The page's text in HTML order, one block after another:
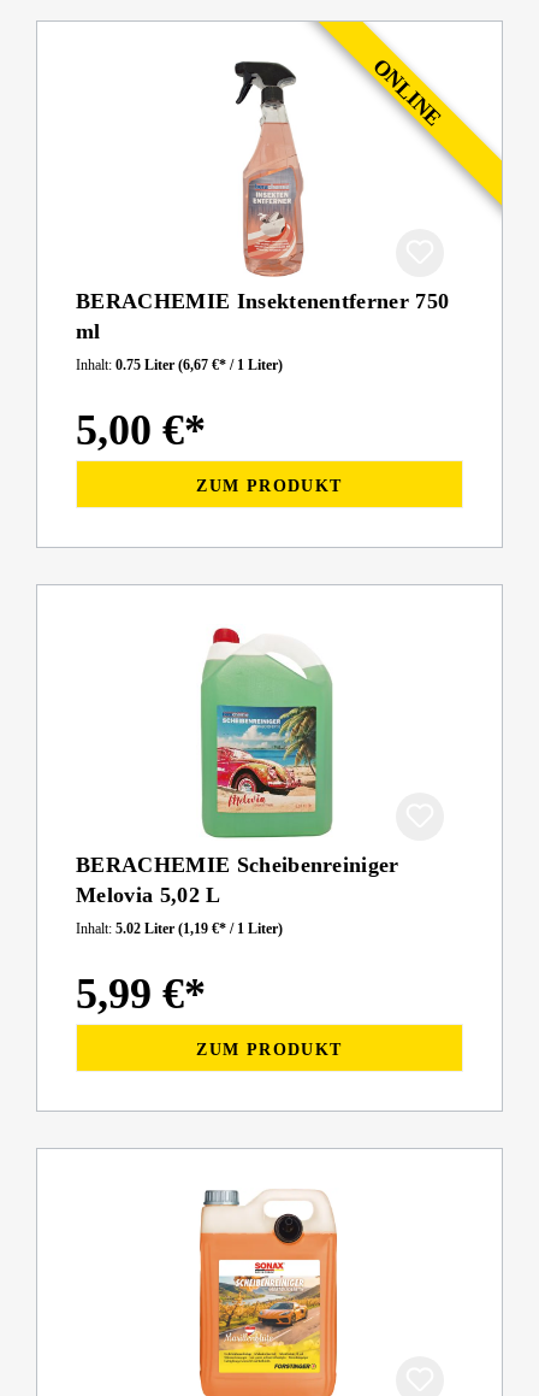
BERACHEMIE Insektenentferner 750
ml
Inhalt: 0.75 Liter (6,67 €* / 1 Liter)
5,00 €*
ZUM PRODUKT
BERACHEMIE Scheibenreiniger
Melovia 5,02 L
Inhalt: 5.02 Liter (1,19 €* / 1 Liter)
5,99 €*
ZUM PRODUKT